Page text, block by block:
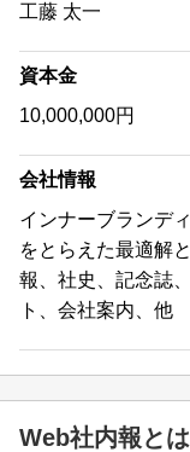
工藤 太一
資本金
10,000,000円
会社情報
インナーブランデ
をとらえた最適解
報、社史、記念誌
ト、会社案内、他
Web社内報とは